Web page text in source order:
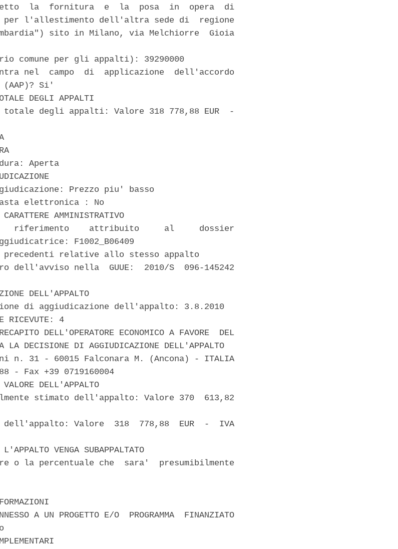
la  fornitura  e  la  posa  in  opera  di
per l'allestimento dell'altra sede di  regione
sito in Milano, via Melchiorre  Gioia
comune per gli appalti): 39290000
nel  campo  di  applicazione  dell'accordo
Si'
DEGLI APPALTI
degli appalti: Valore 318 778,88 EUR  -
Aperta
Prezzo piu' basso
elettronica : No
AMMINISTRATIVO
riferimento    attribuito     al     dossier
F1002_B06409
relative allo stesso appalto
dell'avviso nella  GUUE:  2010/S  096-145242
DELL'APPALTO
di aggiudicazione dell'appalto: 3.8.2010
RICEVUTE: 4
DELL'OPERATORE ECONOMICO A FAVORE  DEL
LA DECISIONE DI AGGIUDICAZIONE DELL'APPALTO
n. 31 - 60015 Falconara M. (Ancona) - ITALIA
- Fax +39 0719160004
VALORE DELL'APPALTO
stimato dell'appalto: Valore 370  613,82
Valore  318  778,88  EUR  -  IVA
VENGA SUBAPPALTATO
o la percentuale che  sara'  presumibilmente
A UN PROGETTO E/O  PROGRAMMA  FINANZIATO